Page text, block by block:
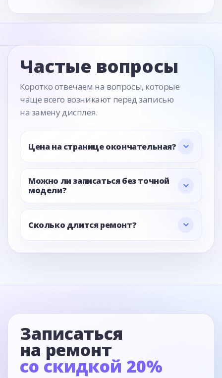
Частые вопросы
Коротко отвечаем на вопросы, которые
чаще всего возникают перед записью
на замену дисплея.
Цена на странице окончательная?
Можно ли записаться без точной
модели?
Сколько длится ремонт?
Записаться
на ремонт
со скидкой 20%